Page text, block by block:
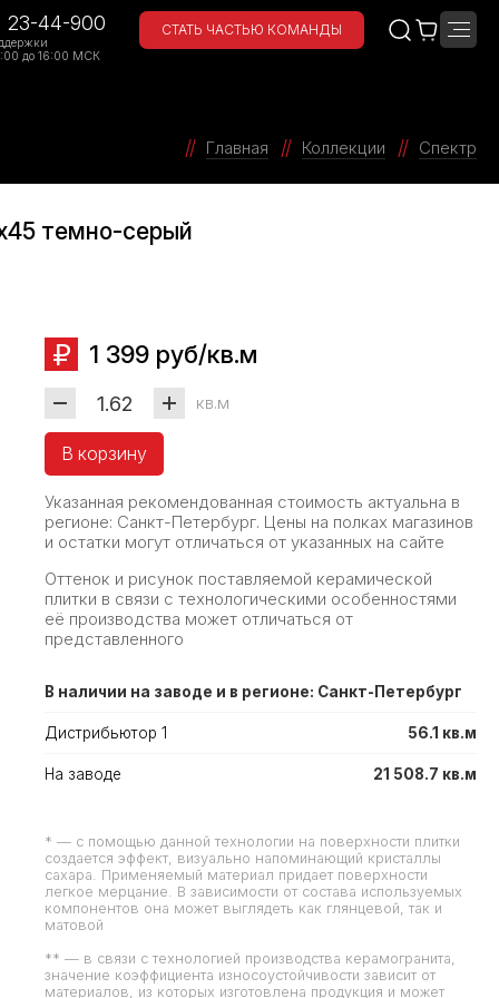
23-44-900
до 16:00 МСК
СТАТЬ ЧАСТЬЮ КОМАНДЫ
Главная Коллекции Спектр
темно-серый
1 399 руб/кв.м
кв.м
В корзину
Указанная рекомендованная стоимость актуальна в
регионе: Санкт-Петербург. Цены на полках магазинов
и остатки могут отличаться от указанных на сайте
Оттенок и рисунок поставляемой керамической
плитки в связи с технологическими особенностями
её производства может отличаться от
представленного
В наличии на заводе и в регионе: Санкт-Петербург
Дистрибьютор 1 56.1 кв.м
На заводе 21 508.7 кв.м
* — с помощью данной технологии на поверхности плитки
создается эффект, визуально напоминающий кристаллы
сахара. Применяемый материал придает поверхности
легкое мерцание. В зависимости от состава используемых
компонентов она может выглядеть как глянцевой, так и
матовой
** — в связи с технологией производства керамогранита,
значение коэффициента износоустойчивости зависит от
материалов, из которых изготовлена продукция и может